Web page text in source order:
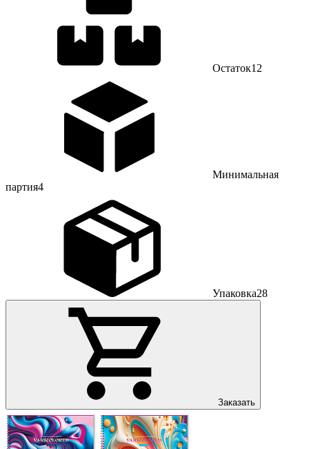
Остаток12
Минимальная
партия4
Упаковка28
Заказать